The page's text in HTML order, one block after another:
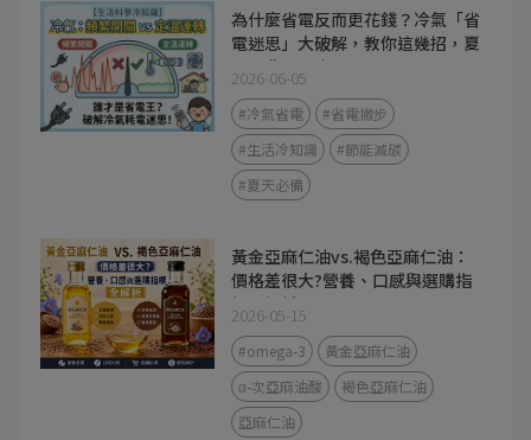
為什麼省電反而更花錢？冷氣「省
電迷思」大破解，教你這幾招，夏
天電費不心疼
2026-06-05
#冷氣省電
#省電撇步
#生活冷知識
#節能減碳
#夏天必備
黃金亞麻仁油vs.褐色亞麻仁油：
價格差很大?營養、口感與選購指
標全解析
2026-05-15
#omega-3
黃金亞麻仁油
α-次亞麻油酸
褐色亞麻仁油
亞麻仁油